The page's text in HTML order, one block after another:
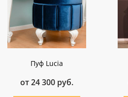
Пуф Lucia
от 24 300 руб.